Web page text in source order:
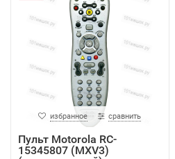
избранное сравнить
Пульт Motorola RC-
15345807 (MXV3)